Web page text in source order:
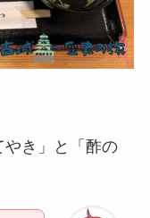
やき」と「酢の